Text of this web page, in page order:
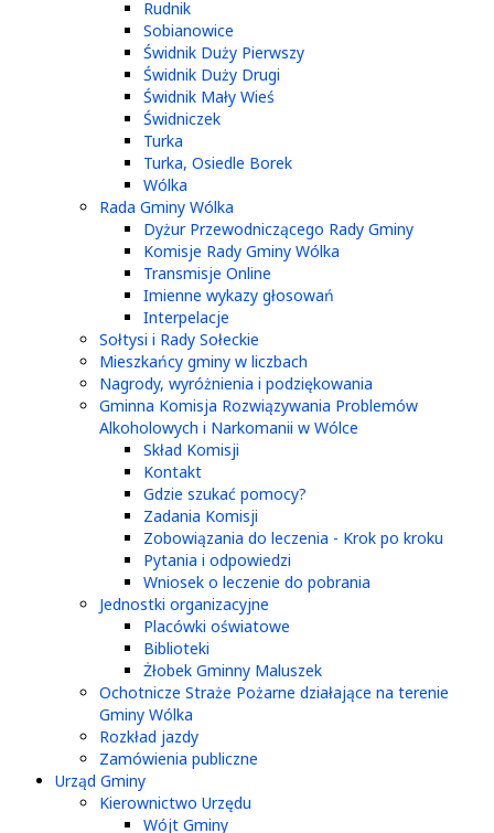
Rudnik
Sobianowice
Świdnik Duży Pierwszy
Świdnik Duży Drugi
Świdnik Mały Wieś
Świdniczek
Turka
Turka, Osiedle Borek
Wólka
Rada Gminy Wólka
Dyżur Przewodniczącego Rady Gminy
Komisje Rady Gminy Wólka
Transmisje Online
Imienne wykazy głosowań
Interpelacje
Sołtysi i Rady Sołeckie
Mieszkańcy gminy w liczbach
Nagrody, wyróżnienia i podziękowania
Gminna Komisja Rozwiązywania Problemów
Alkoholowych i Narkomanii w Wólce
Skład Komisji
Kontakt
Gdzie szukać pomocy?
Zadania Komisji
Zobowiązania do leczenia - Krok po kroku
Pytania i odpowiedzi
Wniosek o leczenie do pobrania
Jednostki organizacyjne
Placówki oświatowe
Biblioteki
Żłobek Gminny Maluszek
Ochotnicze Straże Pożarne działające na terenie
Gminy Wólka
Rozkład jazdy
Zamówienia publiczne
Urząd Gminy
Kierownictwo Urzędu
Wójt Gminy